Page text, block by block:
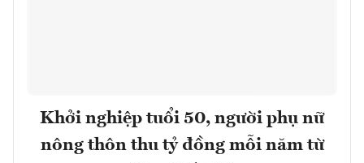
Khởi nghiệp tuổi 50, người phụ nữ
nông thôn thu tỷ đồng mỗi năm từ